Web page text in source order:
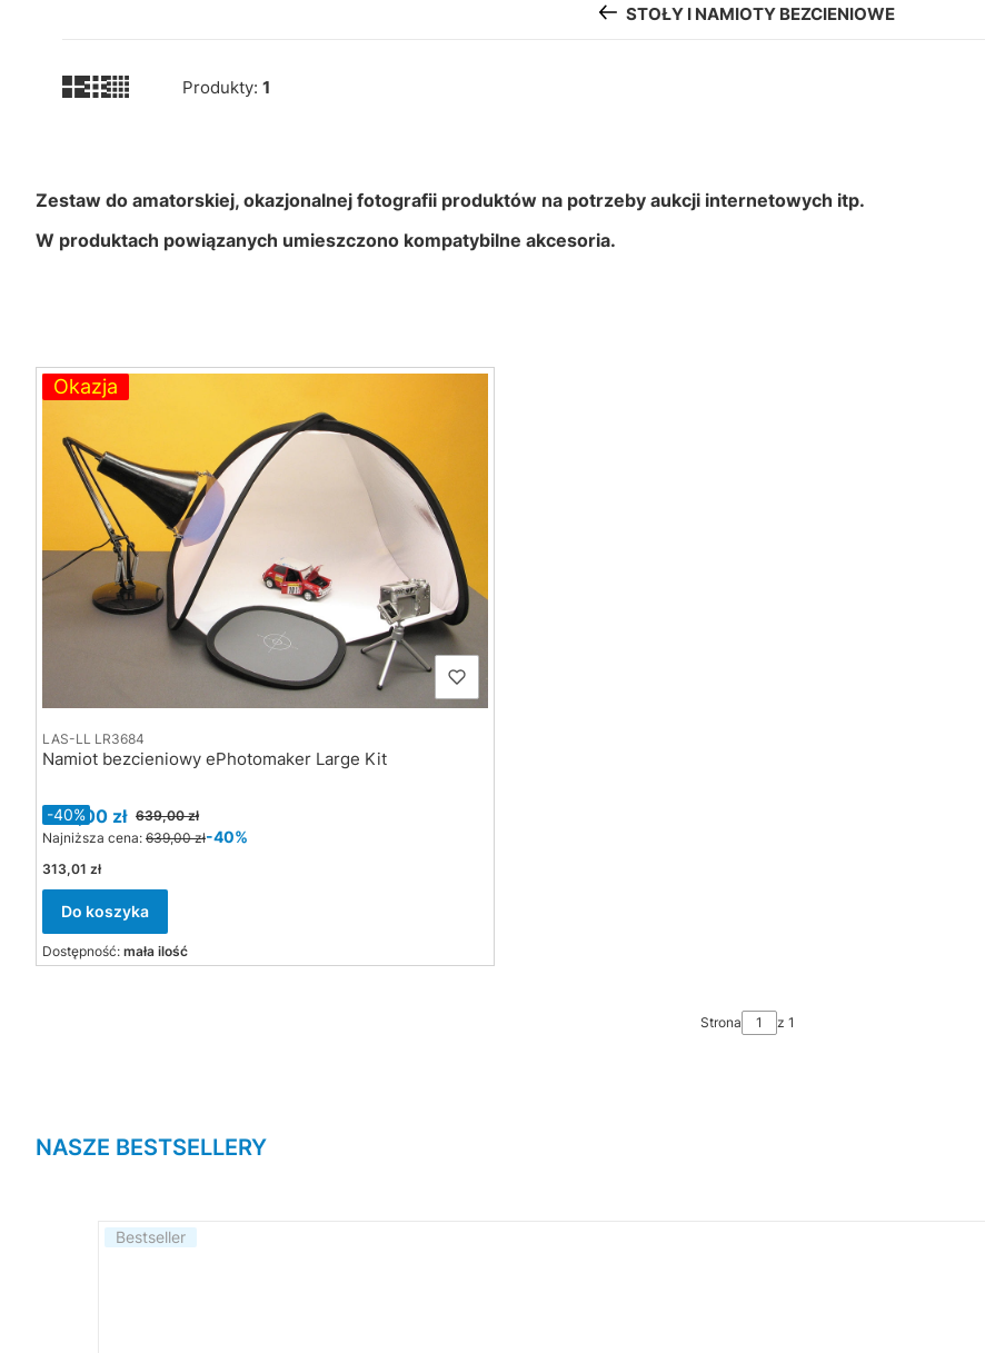
STOŁY I NAMIOTY BEZCIENIOWE
Produkty: 1
Zestaw do amatorskiej, okazjonalnej fotografii produktów na potrzeby aukcji internetowych itp.
W produktach powiązanych umieszczono kompatybilne akcesoria.
Lista produktów
Okazja
LAS-LL LR3684
Namiot bezcieniowy ePhotomaker Large Kit
Cena promocyjna
385,00 zł 639,00 zł
-40%
Najniższa cena: 639,00 zł-40%
Cena
313,01 zł
Do koszyka
Dostępność: mała ilość
Strona z 1
NASZE BESTSELLERY
Bestseller